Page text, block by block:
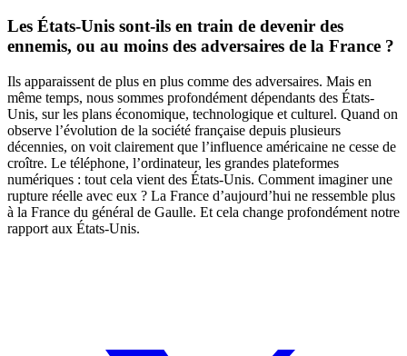
Les États-Unis sont-ils en train de devenir des
ennemis, ou au moins des adversaires de la France ?
Ils apparaissent de plus en plus comme des adversaires. Mais en
même temps, nous sommes profondément dépendants des États-
Unis, sur les plans économique, technologique et culturel. Quand on
observe l’évolution de la société française depuis plusieurs
décennies, on voit clairement que l’influence américaine ne cesse de
croître. Le téléphone, l’ordinateur, les grandes plateformes
numériques : tout cela vient des États-Unis. Comment imaginer une
rupture réelle avec eux ? La France d’aujourd’hui ne ressemble plus
à la France du général de Gaulle. Et cela change profondément notre
rapport aux États-Unis.